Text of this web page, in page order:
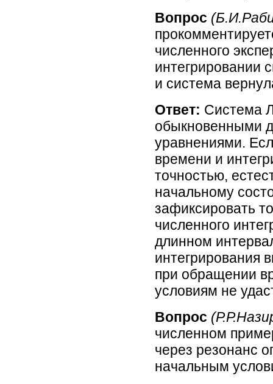
Вопрос
численного
интегрировании
и система
Ответ: Система
обыкновенными
уравнениями.
времени и
точностью,
начальному
зафиксировать
численного
длинном
интегрирования
при обращении
условиям не
Вопрос
численном
через резонанс
начальным